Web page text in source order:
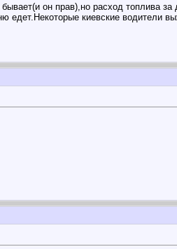
он прав),но расход топлива
едет.Некоторые киевские водители